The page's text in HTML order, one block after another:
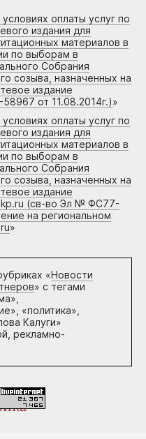
оплаты услуг по
издания для
материалов в
по выборам в
Собрания
созыва, назначенных на
издание
от 11.08.2014г.)»
оплаты услуг по
издания для
материалов в
по выборам в
Собрания
созыва, назначенных на
издание
(св-во Эл № ФС77-
на региональном
»
«Новости
» с тегами
«политика»,
Калуги»
рекламно-